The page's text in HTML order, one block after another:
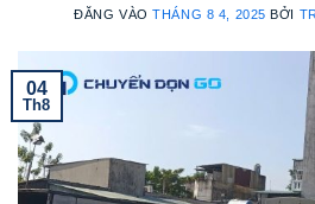
ĐĂNG VÀOTHÁNG 8 4, 2025 BỞI
04
Th8